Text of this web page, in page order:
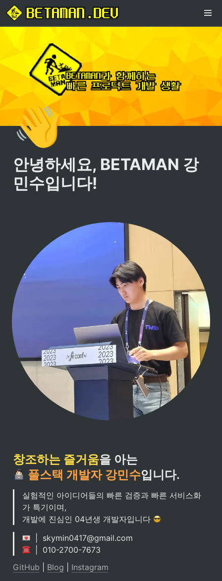
👋
안녕하세요, BETAMAN 강
민수입니다!
창조하는 즐거움
풀스택 개발자 강민수입니다.
실험적인 아이디어들의 빠른 검증과 빠른 서비스화
가 특기이며,
개발에 진심인 04년생 개발자입니다
|  010-2700-7673
GitHub
Blog Instagram